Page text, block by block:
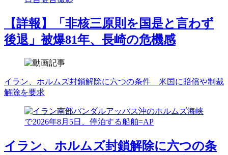
【詳報】「非核三原則を国是と言わず
後退」被爆81年、長崎の危機感
イラン、ホルムズ封鎖解除に六つの条件 米国に賠償や制裁
解除を要求
イラン、ホルムズ封鎖解除に六つの条